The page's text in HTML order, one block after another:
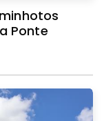
Ponte